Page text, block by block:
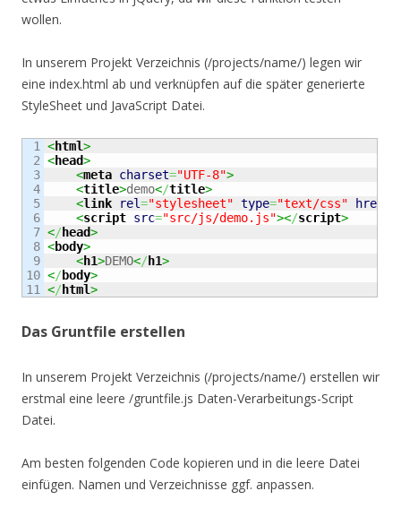
wollen.
In unserem Projekt Verzeichnis (/projects/name/) legen wir
eine index.html ab und verknüpfen auf die später generierte
StyleSheet und JavaScript Datei.
1
2
3
4
5
6
7
8
9
10
<html>
<head>
<meta charset="UTF-8">
<title>demo</title>
<link rel="stylesheet" type="text/css" href
<script src="src/js/demo.js"></script>
</ head>
<body>
<h1>DEMO</ h1>
</body>
</ html>
Das Gruntfile erstellen
In unserem Projekt Verzeichnis (/projects/name/) erstellen wir
erstmal eine leere /gruntfile.js Daten-Verarbeitungs-Script
Datei.
Am besten folgenden Code kopieren und in die leere Datei
einfügen. Namen und Verzeichnisse ggf. anpassen.